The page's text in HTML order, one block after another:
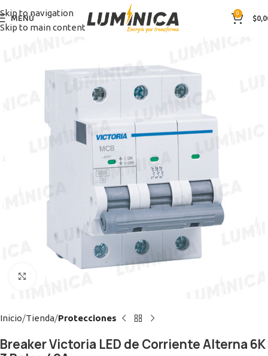
Skip to navigation
Skip to main content
MENÚ
0
$
Inicio Tienda Protecciones
Breaker Victoria LED de Corriente Alterna 6K